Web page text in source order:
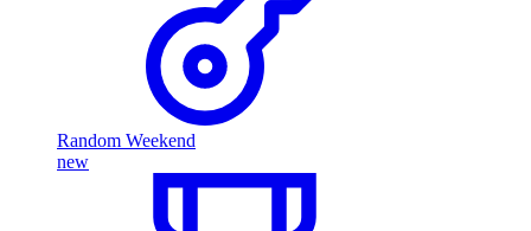
Random Weekend
new